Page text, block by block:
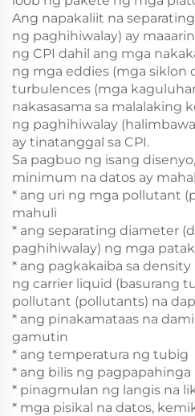
Ang napakaliit na
ng paghihiwalay) ay
ng CPI dahil ang mga
ng mga eddies (mga siklon
turbulences (mga
nakasasama sa malalaking
ng paghihiwalay
ay tinatanggal sa CPI.
Sa pagbuo ng isang
minimum na datos ay
* ang uri ng mga pollutant
mahuli
* ang separating diameter
paghihiwalay) ng mga
* ang pagkakaiba sa
ng carrier liquid (basurang
pollutant (pollutants) na
* ang pinakamataas na
gamutin
* ang temperatura ng tubig
* ang bilis ng pagpapahinga
* pinagmulan ng langis na
* mga pisikal na datos,